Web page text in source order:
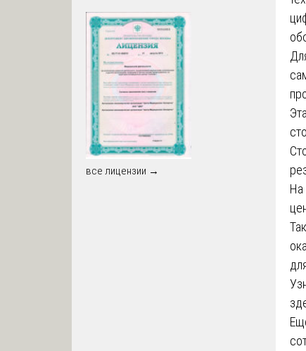
На
все лицензии →